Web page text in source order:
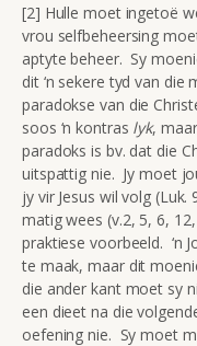
[2] Hulle moet ingetoë
vrou selfbeheersing
aptyte beheer. Sy
dit ‘n sekere tyd van
paradokse van die
soos ‘n kontras lyk,
paradoks is bv. dat die
uitspattig nie. Jy moet
jy vir Jesus wil volg
matig wees (v.2, 5, 6,
praktiese voorbeeld. ‘n
te maak, maar dit
die ander kant moet sy
een dieet na die
oefening nie. Sy moet